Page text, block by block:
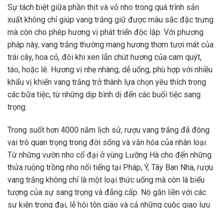
Sự tách biệt giữa phần thịt và vỏ nho trong quá trình sản
xuất không chỉ giúp vang trắng giữ được màu sắc đặc trưng
mà còn cho phép hương vị phát triển độc lập. Với phương
pháp này, vang trắng thường mang hương thơm tươi mát của
trái cây, hoa cỏ, đôi khi xen lẫn chút hương của cam quýt,
táo, hoặc lê. Hương vị nhẹ nhàng, dễ uống, phù hợp với nhiều
khẩu vị khiến vang trắng trở thành lựa chọn yêu thích trong
các bữa tiệc, từ những dịp bình dị đến các buổi tiệc sang
trọng.
Trong suốt hơn 4000 năm lịch sử, rượu vang trắng đã đóng
vai trò quan trọng trong đời sống và văn hóa của nhân loại.
Từ những vườn nho cổ đại ở vùng Lưỡng Hà cho đến những
thửa ruộng trồng nho nổi tiếng tại Pháp, Ý, Tây Ban Nha, rượu
vang trắng không chỉ là một loại thức uống mà còn là biểu
tượng của sự sang trọng và đẳng cấp. Nó gắn liền với các
sự kiện trọng đại, lễ hội tôn giáo và cả những cuộc giao lưu